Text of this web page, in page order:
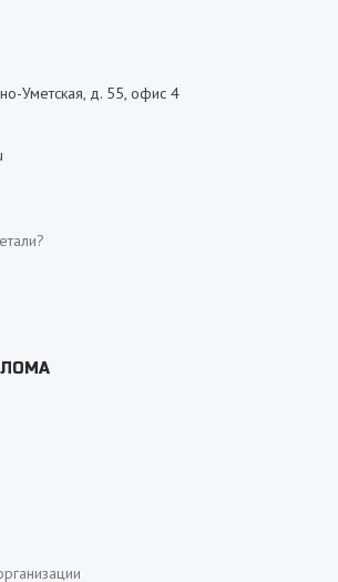
Уметская, д. 55, офис 4